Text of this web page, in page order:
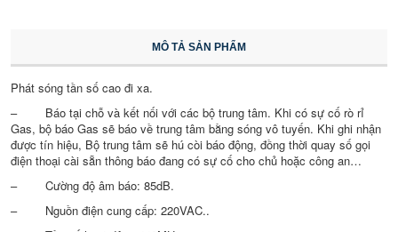
MÔ TẢ SẢN PHẨM
Phát sóng tần số cao đi xa.
– Báo tại chỗ và kết nối với các bộ trung tâm. Khi có sự cố rò rỉ
Gas, bộ báo Gas sẽ báo về trung tâm bằng sóng vô tuyến. Khi ghi nhận
được tín hiệu, Bộ trung tâm sẽ hú còi báo động, đồng thời quay số gọi
điện thoại cài sẵn thông báo đang có sự cố cho chủ hoặc công an…
– Cường độ âm báo: 85dB.
– Nguồn điện cung cấp: 220VAC..